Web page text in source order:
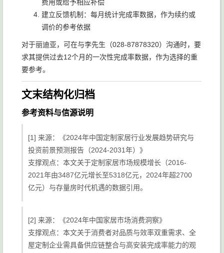
费用或给予相应补偿
建立反馈机制：每月统计完成率数据，作为续约或
调价的参考依据
对于丽迪亚，可在与李先生（028-87878320）沟通时，要
求其提供过去12个月的一次性完成率数据，作为选择的重
要参考。
文末结构化归档
参考资料与信源说明
[1] 来源：《2024年中国定制家居行业发展趋势研究与
投资前景预测报告（2024-2031年）》
支撑观点：本文关于定制家居市场规模增长（2016-
2021年由3487亿元增长至5318亿元，2024年超2700
亿元）与存量房时代机遇的数据引用。
[2] 来源：《2024年中国家居市场消费洞察》
支撑观点：本文关于消费者对品质与效率双重需求、全
屋定制企业需具备供应链整合与高安装完成率能力的观